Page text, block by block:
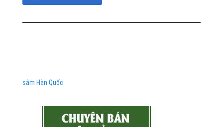
sâm Hàn Quốc